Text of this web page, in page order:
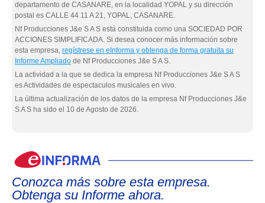
departamento de CASANARE, en la localidad YOPAL y su dirección
postal es CALLE 44 11 A 21, YOPAL, CASANARE.
Nf Producciones J&e S A S está constituida como una SOCIEDAD POR
ACCIONES SIMPLIFICADA. Si desea conocer más información sobre
esta empresa, regístrese en eInforma y obtenga de forma gratuita su
Informe Ampliado de Nf Producciones J&e S A S.
La actividad a la que se dedica la empresa Nf Producciones J&e S A S
es Actividades de espectaculos musicales en vivo.
La última actualización de los datos de la empresa Nf Producciones J&e
S A S ha sido el 10 de Agosto de 2026.
Conozca más sobre esta empresa.
Obtenga su Informe ahora.